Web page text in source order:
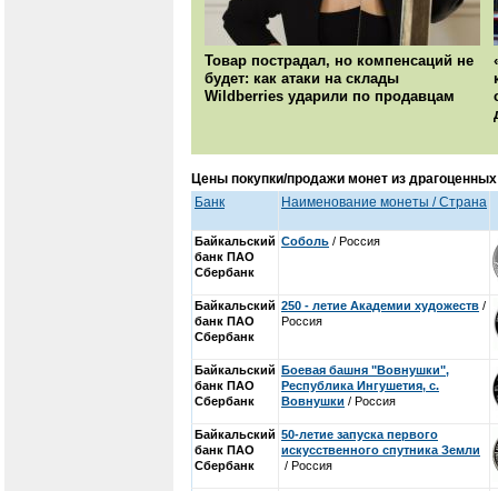
Товар пострадал, но компенсаций не
будет: как атаки на склады
Wildberries ударили по продавцам
Цены покупки/продажи монет из
Банк
Наименование монеты / Страна
Байкальский
банк ПАО
Сбербанк
Соболь / Россия
Байкальский
банк ПАО
Сбербанк
250 - летие Академии художеств /
Россия
Байкальский
банк ПАО
Сбербанк
Боевая башня "Вовнушки",
Республика Ингушетия, с.
Вовнушки / Россия
Байкальский
банк ПАО
Сбербанк
50-летие запуска первого
искусственного спутника Земли
/ Россия